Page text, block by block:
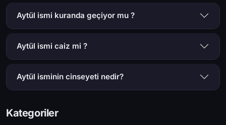
Aytül ismi kuranda geçiyor mu ?
Aytül ismi caiz mi ?
Aytül isminin cinseyeti nedir?
Kategoriler